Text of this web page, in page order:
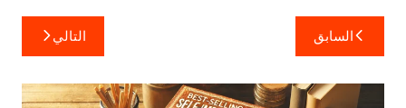
تصفّح
المقالات
السابق التالي